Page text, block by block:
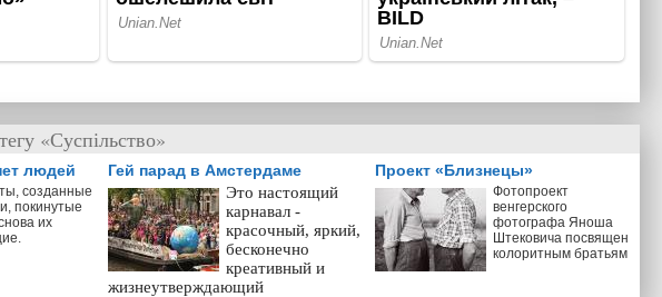
«Суспільство»
людей
созданные
покинутые
их
Гей парад в Амстердаме
Это настоящий
карнавал -
красочный, яркий,
бесконечно
креативный и
жизнеутверждающий
Проект «Близнецы»
Фотопроект
венгерского
фотографа Яноша
Штековича посвящен
колоритным братьям